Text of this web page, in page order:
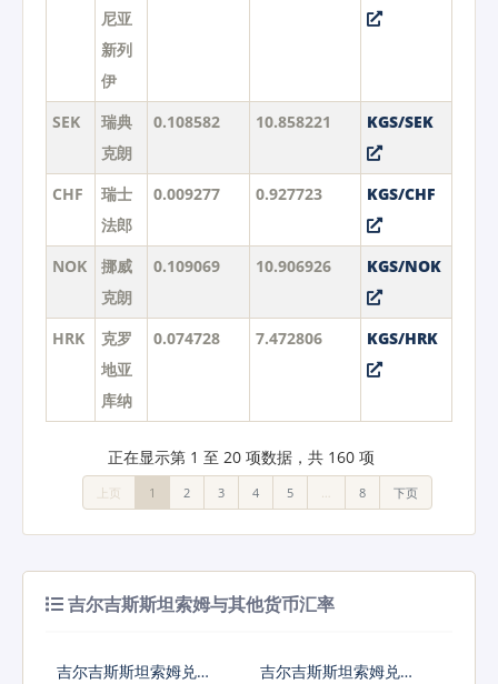
尼亚
新列
伊
SEK
瑞典
克朗
0.108582 10.858221 KGS/SEK
CHF
瑞士
法郎
0.009277 0.927723 KGS/CHF
NOK
挪威
克朗
0.109069 10.906926 KGS/NOK
HRK
克罗
地亚
库纳
0.074728 7.472806 KGS/HRK
正在显示第 1 至 20 项数据，共 160 项
上页 1 2 3 4 5 … 8 下页
吉尔吉斯斯坦索姆与其他货币汇率
吉尔吉斯斯坦索姆兑人
吉尔吉斯斯坦索姆兑美